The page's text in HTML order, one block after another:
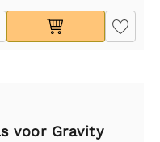
voor Gravity